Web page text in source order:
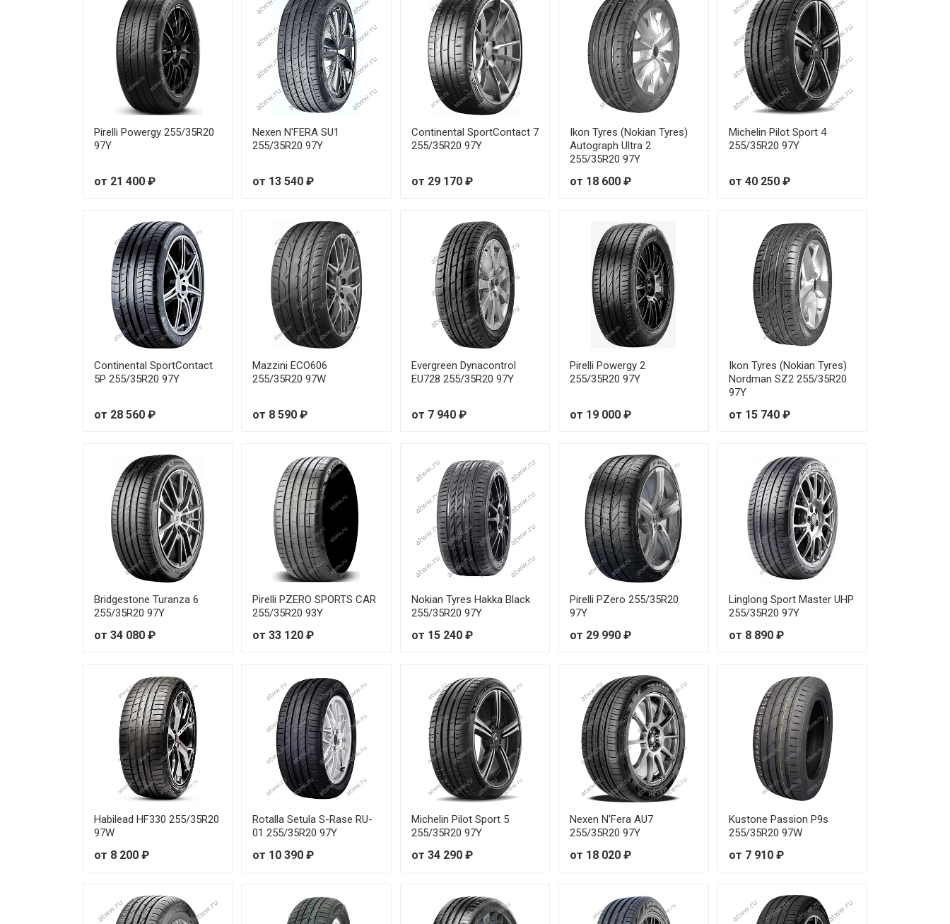
Sonix XSPORT S8 215/40R18 89W от 6 750 ₽
Sonix XSPORT S8 215/45R16 90W от 6 130 ₽
Sonix XSPORT S8 215/45R18 93W от 6 780 ₽
Sonix XSPORT S8 215/50R17 95W от 6 830 ₽
от 6 420 ₽
Sonix XSPORT S8 215/55R18 99W от 7 460 ₽
Sonix XSPORT S8 225/35R18 87Y от 6 700 ₽
Sonix XSPORT S8 225/35R19 88Y от 7 230 ₽
Sonix XSPORT S8 225/40R18 92W от 6 650 ₽
Sonix XSPORT S8 225/40R19 93W от 7 150 ₽
Sonix XSPORT S8 225/45R19 96W от 7 790 ₽
Sonix XSPORT S8 225/50R18 99W от 7 450 ₽
Sonix XSPORT S8 225/55R16 99W от 6 930 ₽
Sonix XSPORT S8 235/40R18 95W от 7 200 ₽
Sonix XSPORT S8 235/50R17 100W от 7 020 ₽
Sonix XSPORT S8 235/50R19 103W от 8 710 ₽
Sonix XSPORT S8 235/55R17 103W от 7 370 ₽
Sonix XSPORT S8 235/55R19 105W от 9 020 ₽
Sonix XSPORT S8 245/35R18 92Y от 7 670 ₽
Sonix XSPORT S8 245/35R21 96Y от 8 680 ₽
Pirelli Powergy 255/35R20
97Y
от 21 400 ₽
Nexen N'FERA SU1
255/35R20 97Y
от 13 540 ₽
Continental SportContact 7
255/35R20 97Y
от 29 170 ₽
Ikon Tyres (Nokian Tyres)
Autograph Ultra 2
255/35R20 97Y
от 18 600 ₽
Michelin Pilot Sport 4
255/35R20 97Y
от 40 250 ₽
Continental SportContact
5P 255/35R20 97Y
от 28 560 ₽
Mazzini ECO606
255/35R20 97W
от 8 590 ₽
Evergreen Dynacontrol
EU728 255/35R20 97Y
от 7 940 ₽
Pirelli Powergy 2
255/35R20 97Y
от 19 000 ₽
Ikon Tyres (Nokian Tyres)
Nordman SZ2 255/35R20
97Y
от 15 740 ₽
Bridgestone Turanza 6
255/35R20 97Y
от 34 080 ₽
Pirelli PZERO SPORTS CAR
255/35R20 93Y
от 33 120 ₽
Nokian Tyres Hakka Black
255/35R20 97Y
от 15 240 ₽
Pirelli PZero 255/35R20
97Y
от 29 990 ₽
Linglong Sport Master UHP
255/35R20 97Y
от 8 890 ₽
Habilead HF330 255/35R20
97W
от 8 200 ₽
Rotalla Setula S-Rase RU-
01 255/35R20 97Y
от 10 390 ₽
Michelin Pilot Sport 5
255/35R20 97Y
от 34 290 ₽
Nexen N'Fera AU7
255/35R20 97Y
от 18 020 ₽
Kustone Passion P9s
255/35R20 97W
от 7 910 ₽